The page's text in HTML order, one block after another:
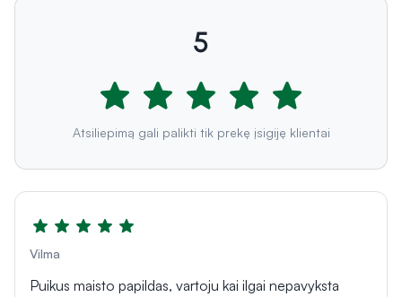
5
Atsiliepimą gali palikti tik prekę įsigiję klientai
Vilma
Puikus maisto papildas, vartoju kai ilgai nepavyksta